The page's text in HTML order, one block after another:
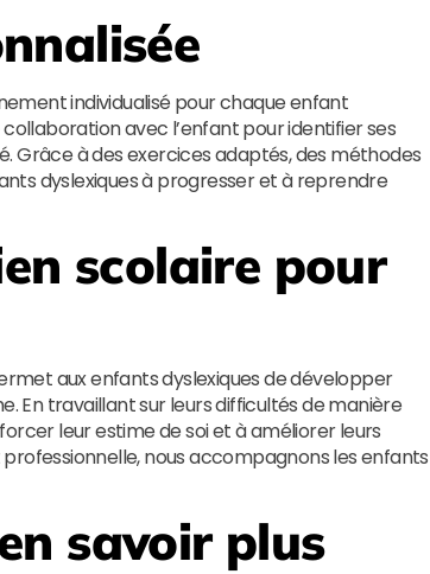
individualisé pour chaque enfant
avec l’enfant pour identifier ses
Grâce à des exercices adaptés, des méthodes
dyslexiques à progresser et à reprendre
scolaire pour
aux enfants dyslexiques de développer
En travaillant sur leurs difficultés de manière
leur estime de soi et à améliorer leurs
nous accompagnons les enfants
savoir plus